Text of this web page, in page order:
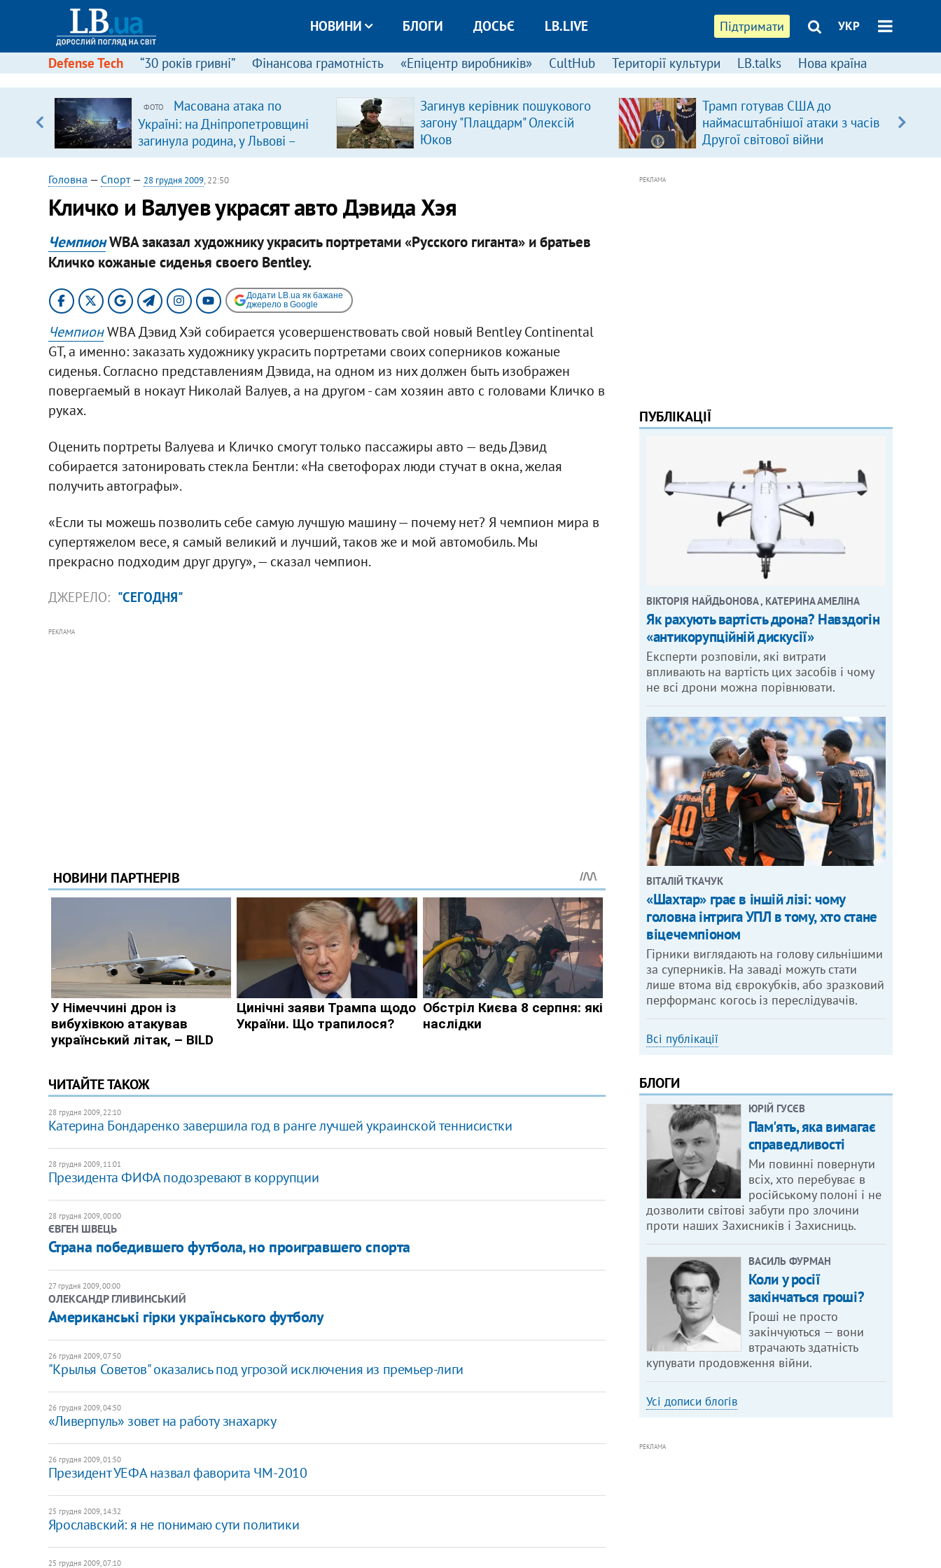
Підтримати УКР
НОВИНИ БЛОГИ ДОСЬЄ LB.LIVE
Defense Tech “30 років гривні” Фінансова грамотність «Епіцентр виробників» CultHub Території культури LB.talks Нова країна
ФОТО
Масована атака по
Україні: на Дніпропетровщині
загинула родина, у Львові –
удар по багатоповерхівках
(доповнюється)
Загинув керівник пошукового
загону "Плацдарм" Олексій
Юков
Трамп готував США до
наймасштабнішої атаки з часів
Другої світової війни
Головна — Спорт— 28 грудня 2009, 22:50
Кличко и Валуев украсят авто Дэвида Хэя
ЧемпионWBA заказал художнику украсить портретами «Русского гиганта» и братьев
Кличко кожаные сиденья своего Bentley.
Додати LB.ua як бажане
джерело в Google
ЧемпионWBA Дэвид Хэй собирается усовершенствовать свой новый Bentley Continental
GT, а именно: заказать художнику украсить портретами своих соперников кожаные
сиденья. Согласно представлениям Дэвида, на одном из них должен быть изображен
повергаемый в нокаут Николай Валуев, а на другом - сам хозяин авто с головами Кличко в
руках.
Оценить портреты Валуева и Кличко смогут только пассажиры авто — ведь Дэвид
собирается затонировать стекла Бентли: «На светофорах люди стучат в окна, желая
получить автографы».
«Если ты можешь позволить себе самую лучшую машину — почему нет? Я чемпион мира в
супертяжелом весе, я самый великий и лучший, таков же и мой автомобиль. Мы
прекрасно подходим друг другу», — сказал чемпион.
ДЖЕРЕЛО: "СЕГОДНЯ"
РЕКЛАМА
ЧИТАЙТЕ ТАКОЖ
28 грудня 2009, 22:10
Катерина Бондаренко завершила год в ранге лучшей украинской теннисистки
28 грудня 2009, 11:01
Президента ФИФА подозревают в коррупции
28 грудня 2009, 00:00
ЄВГЕН ШВЕЦЬ
Страна победившего футбола, но проигравшего спорта
27 грудня 2009, 00:00
ОЛЕКСАНДР ГЛИВИНСЬКИЙ
Американські гірки українського футболу
26 грудня 2009, 07:50
"Крылья Советов" оказались под угрозой исключения из премьер-лиги
26 грудня 2009, 04:50
«Ливерпуль» зовет на работу знахарку
26 грудня 2009, 01:50
Президент УЕФА назвал фаворита ЧМ-2010
25 грудня 2009, 14:32
Ярославский: я не понимаю сути политики
25 грудня 2009, 07:10
РЕКЛАМА
ПУБЛІКАЦІЇ
ВІКТОРІЯ НАЙДЬОНОВА , КАТЕРИНА АМЕЛІНА
Як рахують вартість дрона? Навздогін
«антикорупційній дискусії»
Експерти розповіли, які витрати
впливають на вартість цих засобів і чому
не всі дрони можна порівнювати.
ВІТАЛІЙ ТКАЧУК
«Шахтар» грає в іншій лізі: чому
головна інтрига УПЛ в тому, хто стане
віцечемпіоном
Гірники виглядають на голову сильнішими
за суперників. На заваді можуть стати
лише втома від єврокубків, або зразковий
перформанс когось із переслідувачів.
Всі публікації
БЛОГИ
ЮРІЙ ГУСЄВ
Пам'ять, яка вимагає
справедливості
Ми повинні повернути
всіх, хто перебуває в
російському полоні і не
дозволити світові забути про злочини
проти наших Захисників і Захисниць.
ВАСИЛЬ ФУРМАН
Коли у росії
закінчаться гроші?
Гроші не просто
закінчуються — вони
втрачають здатність
купувати продовження війни.
Усі дописи блогів
РЕКЛАМА